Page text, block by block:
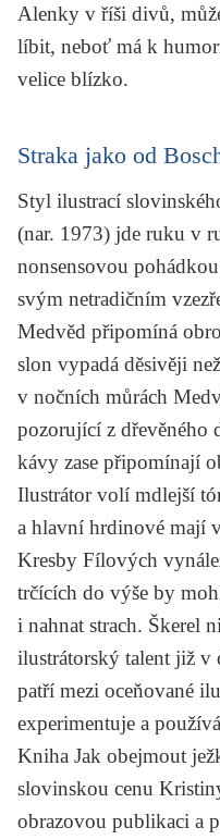
Alenky v říši divů,
líbit, neboť má k
velice blízko.
Straka jako od
Styl ilustrací
(nar. 1973) jde ruku v
nonsensovou
svým netradičním
Medvěd připomíná
slon vypadá děsivěji
v nočních můrách
pozorující z dřevěného
kávy zase připomínají
Ilustrátor volí mdlejší
a hlavní hrdinové mají
Kresby Fílových
trčících do výše by
i nahnat strach. Škerel
ilustrátorský talent již v
patří mezi oceňované
experimentuje a
Kniha Jak obejmout
slovinskou cenu
obrazovou publikaci a